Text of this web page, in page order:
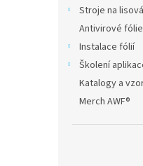
Stroje na
Antivirové fólie
Instalace fólií
Školení
Katalogy a
Merch AWF®